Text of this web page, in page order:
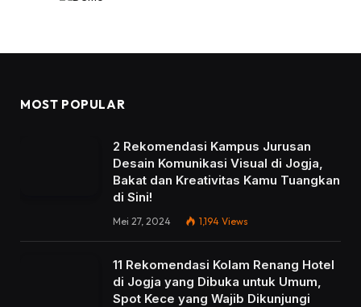
MOST POPULAR
2 Rekomendasi Kampus Jurusan
Desain Komunikasi Visual di Jogja,
Bakat dan Kreativitas Kamu Tuangkan
di Sini!
Mei 27, 2024 1,194 Views
11 Rekomendasi Kolam Renang Hotel
di Jogja yang Dibuka untuk Umum,
Spot Kece yang Wajib Dikunjungi